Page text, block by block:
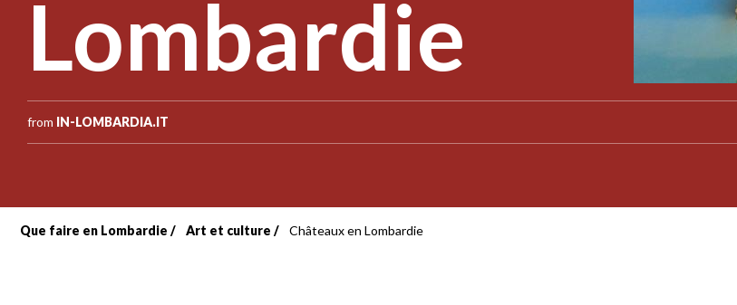
Lombardie
from IN-LOMBARDIA.IT
Fil
Que faire en Lombardie Art et culture Châteaux en Lombardie